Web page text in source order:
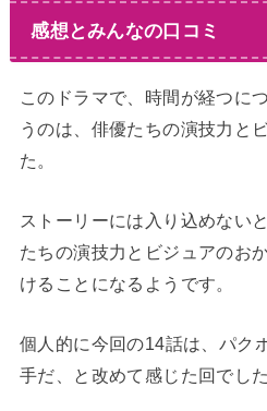
感想とみんなの口コミ
このドラマで、時間が経つに
うのは、俳優たちの演技力と
た。
ストーリーには入り込めない
たちの演技力とビジュアのお
けることになるようです。
個人的に今回の14話は、パク
手だ、と改めて感じた回でした